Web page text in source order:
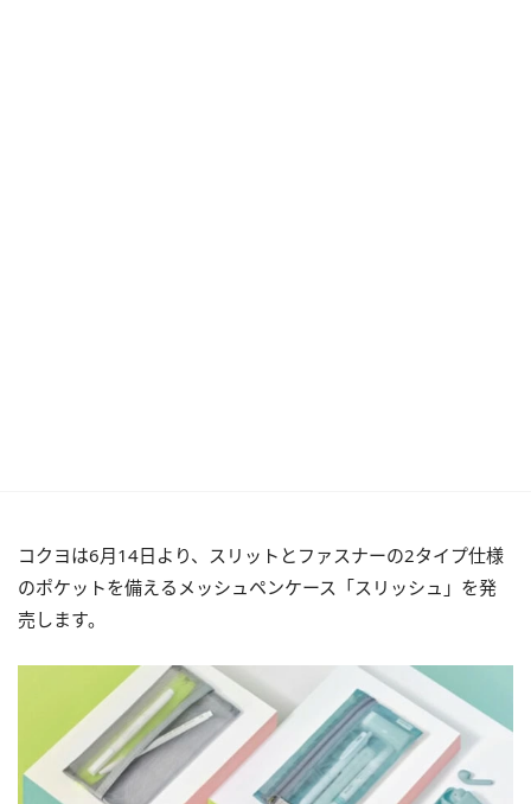
コクヨは6月14日より、スリットとファスナーの2タイプ仕様
のポケットを備えるメッシュペンケース「スリッシュ」を発
売します。